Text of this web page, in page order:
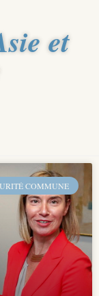
et
COMMUNE